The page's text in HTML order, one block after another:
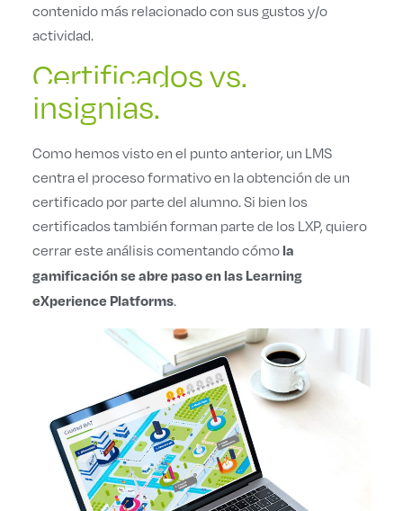
contenido más relacionado con sus gustos y/o
actividad.
Certificados vs.
insignias.
Como hemos visto en el punto anterior, un LMS
centra el proceso formativo en la obtención de un
certificado por parte del alumno. Si bien los
certificados también forman parte de los LXP, quiero
cerrar este análisis comentando cómola
gamificación se abre paso en las Learning
eXperience Platforms.